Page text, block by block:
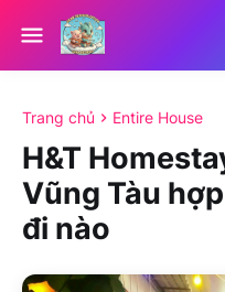
Trang chủ Entire House
H&T
Vũng Tàu
đi nào